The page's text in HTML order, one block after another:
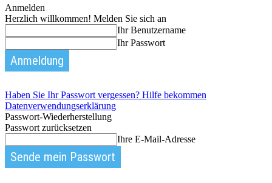
Anmelden
Herzlich willkommen! Melden Sie sich an
Ihr Benutzername
Ihr Passwort
Haben Sie Ihr Passwort vergessen? Hilfe bekommen
Datenverwendungserklärung
Passwort-Wiederherstellung
Passwort zurücksetzen
Ihre E-Mail-Adresse